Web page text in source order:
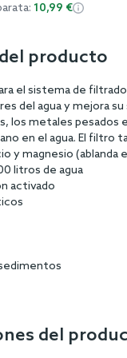
10,99 €
producto
el sistema de filtrado
del agua y mejora su
los metales pesados
en el agua. El filtro
y magnesio (ablanda
litros de agua
activado
del